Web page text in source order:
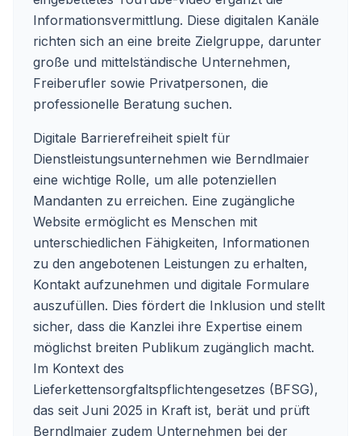
Informationsvermittlung. Diese digitalen Kanäle
richten sich an eine breite Zielgruppe, darunter
große und mittelständische Unternehmen,
Freiberufler sowie Privatpersonen, die
professionelle Beratung suchen.
Digitale Barrierefreiheit spielt für
Dienstleistungsunternehmen wie Berndlmaier
eine wichtige Rolle, um alle potenziellen
Mandanten zu erreichen. Eine zugängliche
Website ermöglicht es Menschen mit
unterschiedlichen Fähigkeiten, Informationen
zu den angebotenen Leistungen zu erhalten,
Kontakt aufzunehmen und digitale Formulare
auszufüllen. Dies fördert die Inklusion und stellt
sicher, dass die Kanzlei ihre Expertise einem
möglichst breiten Publikum zugänglich macht.
Im Kontext des
Lieferkettensorgfaltspflichtengesetzes (BFSG),
das seit Juni 2025 in Kraft ist, berät und prüft
Berndlmaier zudem Unternehmen bei der